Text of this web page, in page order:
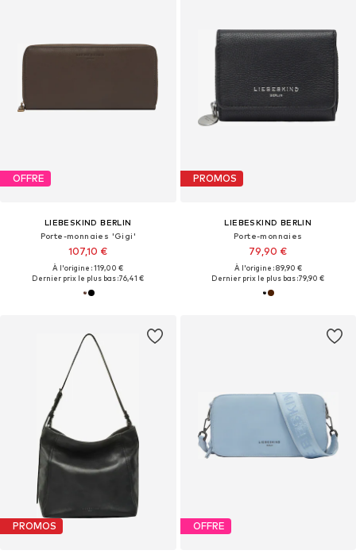
OFFRE
LIEBESKIND BERLIN
Porte-monnaies 'Gigi'
107,10 €
À l'origine : 119,00 €
Dernier prix le plus bas :76,41 €
PROMOS
LIEBESKIND BERLIN
Porte-monnaies
79,90 €
À l'origine : 89,90 €
Dernier prix le plus bas :79,90 €
PROMOS OFFRE